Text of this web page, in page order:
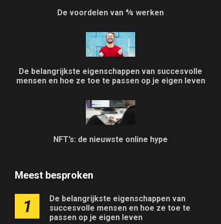
De voordelen van ⅘ werken
De belangrijkste eigenschappen van succesvolle
mensen en hoe ze toe te passen op je eigen leven
NFT’s: de nieuwste online hype
Meest besproken
1
De belangrijkste eigenschappen van
succesvolle mensen en hoe ze toe te
passen op je eigen leven